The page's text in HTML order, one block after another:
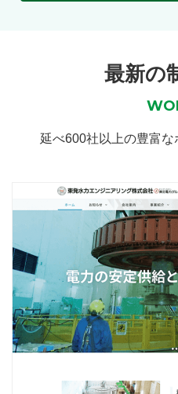
最新の
延べ600社以上の豊富な